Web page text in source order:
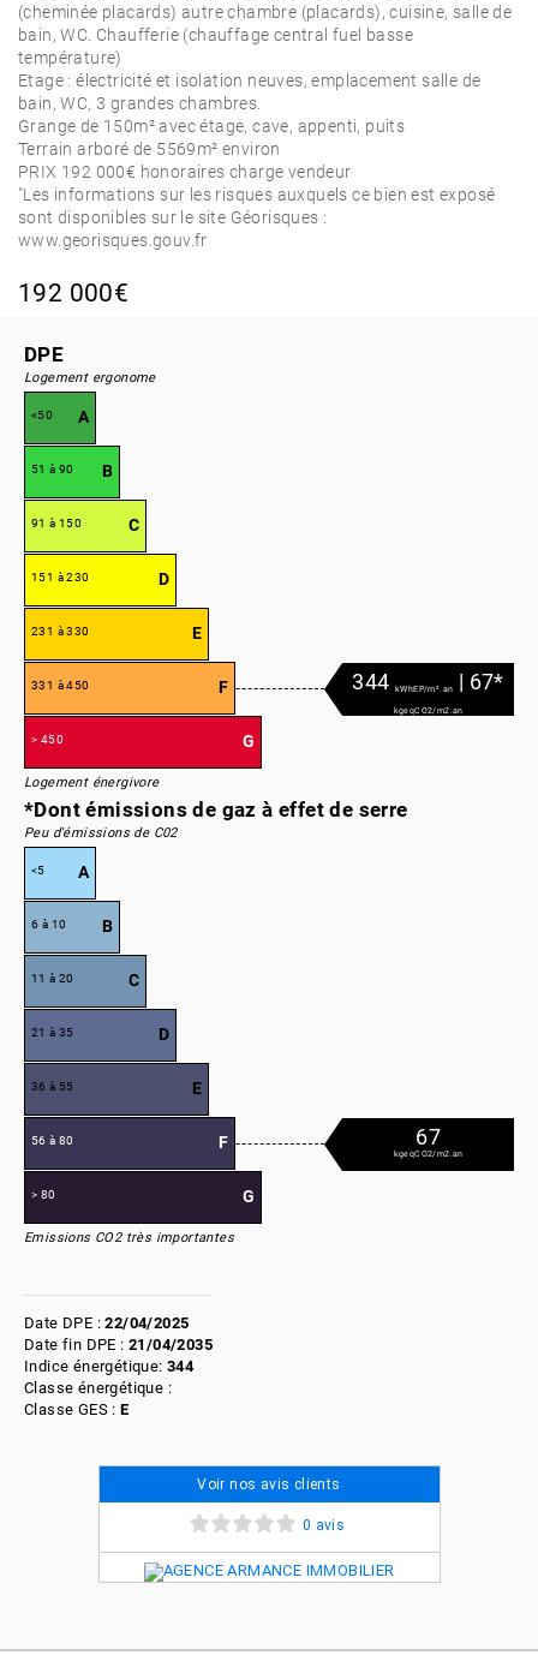
(cheminée placards) autre chambre (placards), cuisine, salle de
bain, WC. Chaufferie (chauffage central fuel basse
température)
Etage : électricité et isolation neuves, emplacement salle de
bain, WC, 3 grandes chambres.
Grange de 150m² avec étage, cave, appenti, puits
Terrain arboré de 5569m² environ
PRIX 192 000€ honoraires charge vendeur
"Les informations sur les risques auxquels ce bien est exposé
sont disponibles sur le site Géorisques :
www.georisques.gouv.fr
192 000€
DPE
Logement ergonome
<50 A
51 à 90 B
91 à 150 C
151 à 230 D
231 à 330 E
331 à 450 F
> 450 G
Logement énergivore
344 kWhEP/m².an | 67*
kgeqCO2/m2.an
*Dont émissions de gaz à effet de serre
Peu d'émissions de C02
<5 A
6 à 10 B
11 à 20 C
21 à 35 D
36 à 55 E
56 à 80 F
> 80 G
Emissions CO2 très importantes
67
kgeqCO2/m2.an
Date DPE :22/04/2025
Date fin DPE : 21/04/2035
Indice énergétique: 344
Classe énergétique :
Classe GES :E
Voir nos avis clients
0 avis